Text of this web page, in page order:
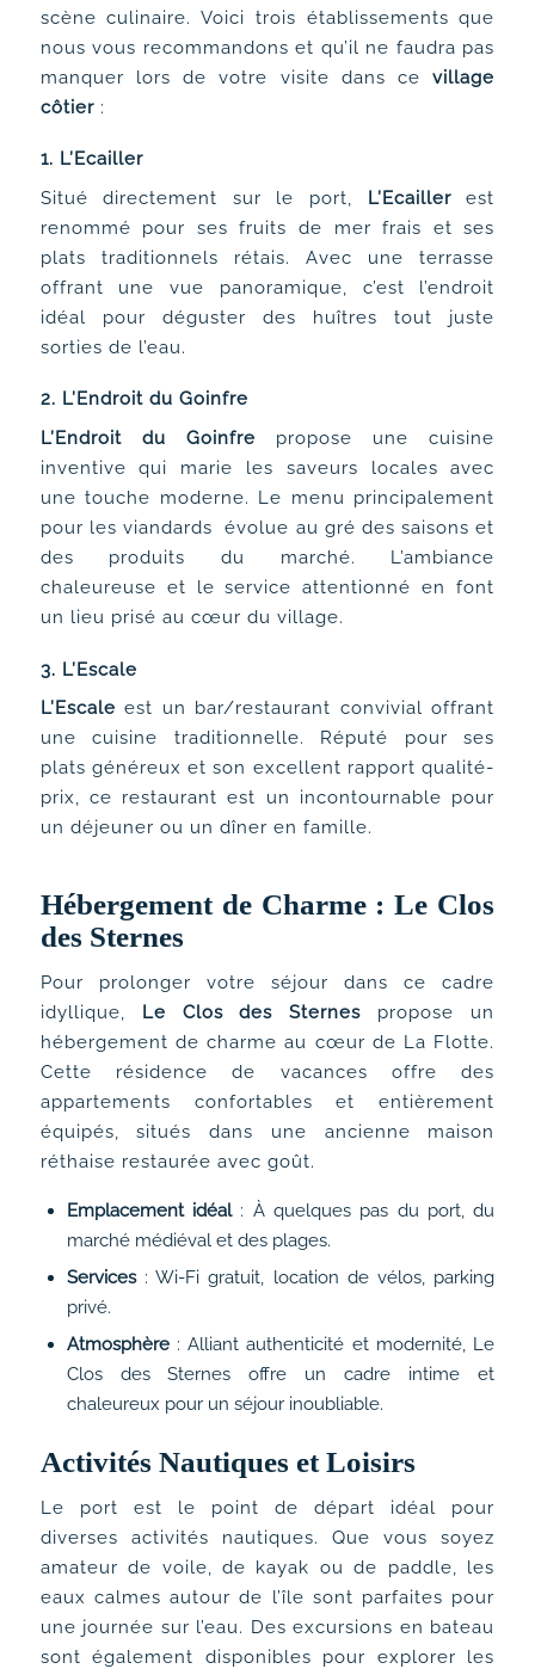
scène culinaire. Voici trois établissements que
nous vous recommandons et qu’il ne faudra pas
manquer lors de votre visite dans cevillage
côtier:
1. L’Ecailler
Situé directement sur le port, L’Ecaillerest
renommé pour ses fruits de mer frais et ses
plats traditionnels rétais. Avec une terrasse
offrant une vue panoramique, c’est l’endroit
idéal pour déguster des huîtres tout juste
sorties de l’eau.
2. L’Endroit du Goinfre
L’Endroit du Goinfre propose une cuisine
inventive qui marie les saveurs locales avec
une touche moderne. Le menu principalement
pour les viandards évolue au gré des saisons et
des produits du marché. L’ambiance
chaleureuse et le service attentionné en font
un lieu prisé au cœur du village.
3. L’Escale
L’Escale est un bar/restaurant convivial offrant
une cuisine traditionnelle. Réputé pour ses
plats généreux et son excellent rapport qualité-
prix, ce restaurant est un incontournable pour
un déjeuner ou un dîner en famille.
Hébergement de Charme : Le Clos
des Sternes
Pour prolonger votre séjour dans ce cadre
idyllique, Le Clos des Sternes propose un
hébergement de charme au cœur de La Flotte.
Cette résidence de vacances offre des
appartements confortables et entièrement
équipés, situés dans une ancienne maison
réthaise restaurée avec goût.
Emplacement idéal: À quelques pas du port, du
marché médiéval et des plages.
Services: Wi-Fi gratuit, location de vélos, parking
privé.
Atmosphère: Alliant authenticité et modernité, Le
Clos des Sternes offre un cadre intime et
chaleureux pour un séjour inoubliable.
Activités Nautiques et Loisirs
Le port est le point de départ idéal pour
diverses activités nautiques. Que vous soyez
amateur de voile, de kayak ou de paddle, les
eaux calmes autour de l’île sont parfaites pour
une journée sur l’eau. Des excursions en bateau
sont également disponibles pour explorer les